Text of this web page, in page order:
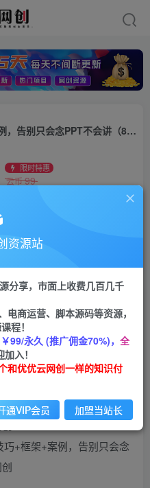
PPT职场课：话术+技巧+框架+案例，告别只会念PPT不会讲（8节课）
限时特惠
云币99
买
架+案例，告别只会念
资源站
分享，市面上收费几百几千
商运营、脚本源码等资源，
程！
99/永久 (推广佣金70%)， 全
入！
和优优云网创一样的知识付
通VIP会员 加盟当站长